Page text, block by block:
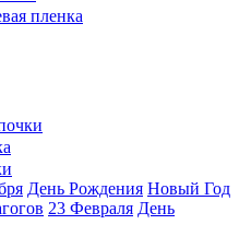
пленка
День Рождения Новый Год
23 Февраля День